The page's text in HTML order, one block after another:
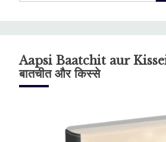
Aapsi Baatchit aur
बातचीत और किस्से